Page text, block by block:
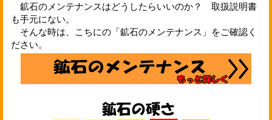
鉱石のメンテナンスはどうしたらいいのか？ 取扱説明書
も手元にない。
そんな時は、こちにの「鉱石のメンテナンス」をご確認く
ださい。